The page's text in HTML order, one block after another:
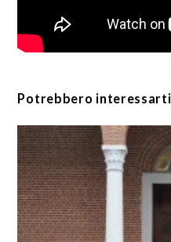
Potrebbero interessarti